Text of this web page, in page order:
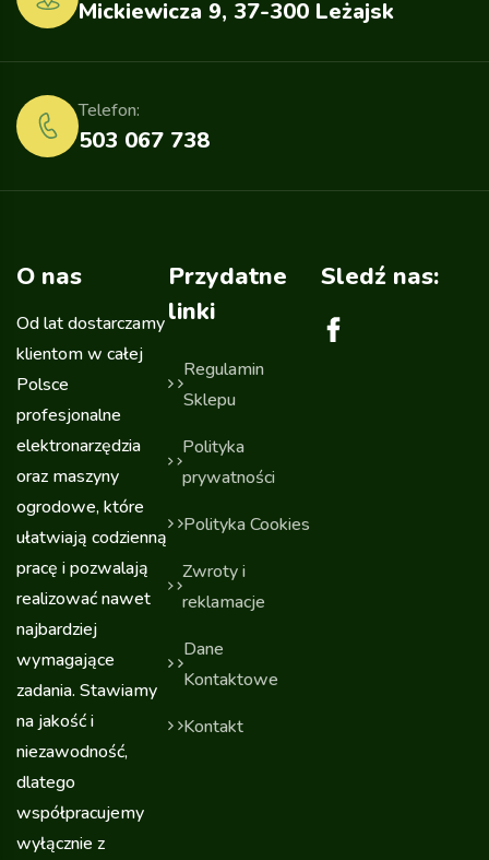
Mickiewicza 9, 37-300 Leżajsk
503 067 738
Telefon:
O nas
Od lat dostarczamy
klientom w całej
Polsce
profesjonalne
elektronarzędzia
oraz maszyny
ogrodowe, które
ułatwiają codzienną
pracę i pozwalają
realizować nawet
najbardziej
wymagające
zadania. Stawiamy
na jakość i
niezawodność,
dlatego
współpracujemy
wyłącznie z
Przydatne
linki
Regulamin
Sklepu
Polityka
prywatności
Polityka Cookies
Zwroty i
reklamacje
Dane
Kontaktowe
Kontakt
Sledź nas: